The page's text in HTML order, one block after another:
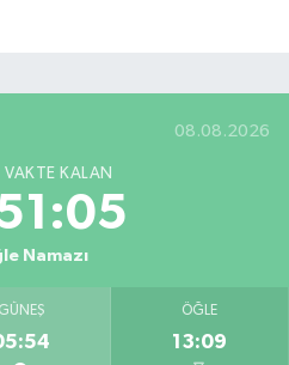
08.08.2026
KALAN
Namazı
GÜNEŞ ÖĞLE
13:09